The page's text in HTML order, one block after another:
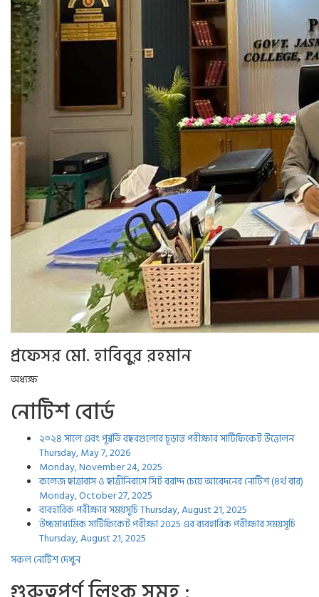
প্রফেসর মো. হাবিবুর রহমান
অধ্যক্ষ
নোটিশ বোর্ড
২০২৪ সালে এবং পূর্ব্বর্তি বছরগুলোর চূড়ান্ত পরীক্ষার সার্টিফিকেট উত্তোলন
Thursday, May 7, 2026
Monday, November 24, 2025
কলেজ ছাত্রাবাস ও ছাত্রীনিবাসে সিট বরাদ্দ চেয়ে আবেদনের নোটিশ (৪র্থ বার)
Monday, October 27, 2025
ব্যবহারিক পরীক্ষার সময়সূচিThursday, August 21, 2025
উচ্চমাধ্যমিক সার্টিফিকেট পরীক্ষা 2025 এর ব্যবহারিক পরীক্ষার সময়সূচি
Thursday, August 21, 2025
সকল নোটিশ দেখুন